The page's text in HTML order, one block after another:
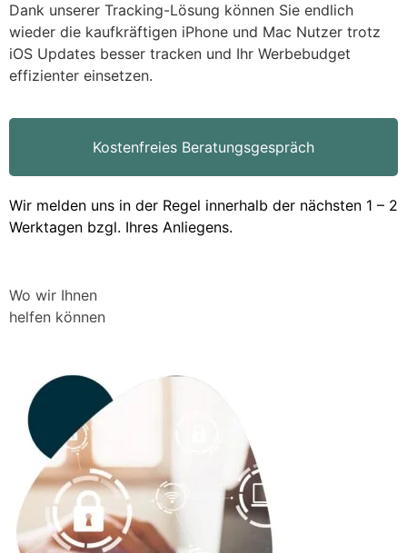
Dank unserer Tracking-Lösung können Sie endlich
wieder die kaufkräftigen iPhone und Mac Nutzer trotz
iOS Updates besser tracken und Ihr Werbebudget
effizienter einsetzen.
Kostenfreies Beratungsgespräch
Wir melden uns in der Regel innerhalb der nächsten 1 – 2
Werktagen bzgl. Ihres Anliegens.
Wo wir Ihnen
helfen können